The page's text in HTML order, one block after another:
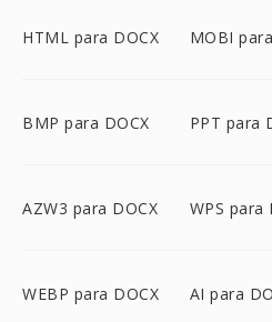
HTML para DOCX MOBI
BMP para DOCX PPT para
AZW3 para DOCX WPS para
WEBP para DOCX AI para